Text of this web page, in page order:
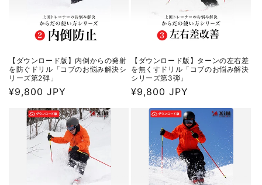
【ダウンロード版】内倒からの発射
を防ぐドリル「コブのお悩み解決シ
リーズ第2弾」
通
¥9,800 JPY
【ダウンロード版】ターンの左右差
を無くすドリル「コブのお悩み解決
シリーズ第3弾」
通
¥9,800 JPY